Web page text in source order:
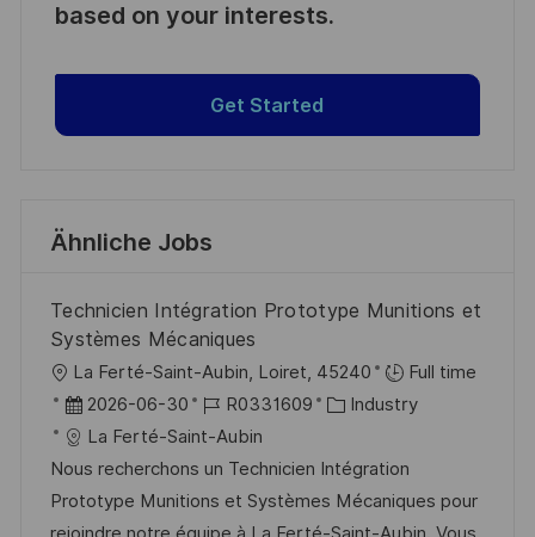
based on your interests.
Get Started
Ähnliche Jobs
Technicien Intégration Prototype Munitions et
Systèmes Mécaniques
O
r
t
La Ferté-Saint-Aubin, Loiret, 45240
Full time
D
a
t
u
m
2026-06-30
J
o
b
-
I
R0331609
K
t
e
g
Industry
La Ferté-Saint-Aubin
Nous recherchons un Technicien Intégration
Prototype Munitions et Systèmes Mécaniques pour